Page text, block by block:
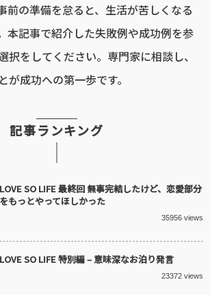
前の準備を怠ると、生活が苦しくなる
本記事で紹介した失敗例や成功例を参
択をしてください。専門家に相談し、
が成功への第一歩です。
記事ランキング
LOVE SO LIFE 最終回 無事完結したけど、恋愛部分
をもっとやってほしかった
35956 views
LOVE SO LIFE 特別編 – 意味深なお泊り発言
23372 views